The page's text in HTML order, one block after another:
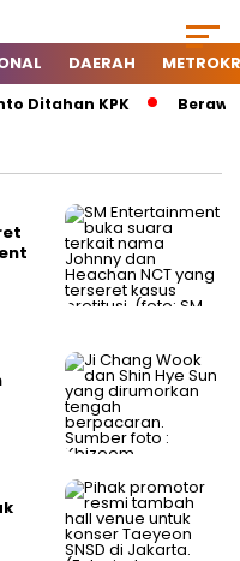
DAERAH
Ditahan KPK